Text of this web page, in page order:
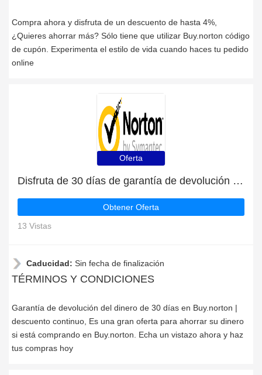
Compra ahora y disfruta de un descuento de hasta 4%,
¿Quieres ahorrar más? Sólo tiene que utilizar Buy.norton código
de cupón. Experimenta el estilo de vida cuando haces tu pedido
online
Oferta
Disfruta de 30 días de garantía de devolución del dinero | descuento continuo
Obtener Oferta
13 Vistas
Caducidad: Sin fecha de finalización
TÉRMINOS Y CONDICIONES
Garantía de devolución del dinero de 30 días en Buy.norton |
descuento continuo, Es una gran oferta para ahorrar su dinero
si está comprando en Buy.norton. Echa un vistazo ahora y haz
tus compras hoy